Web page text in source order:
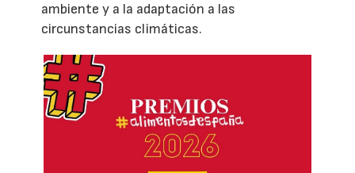
ambiente y a la adaptación a las
circunstancias climáticas.